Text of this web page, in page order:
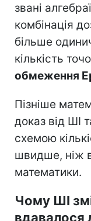
звані
комбінація
більше
кількість
обмеження
Пізніше
доказ від ШІ
схемою
швидше, ніж
математики.
Чому ШІ
вдавалося